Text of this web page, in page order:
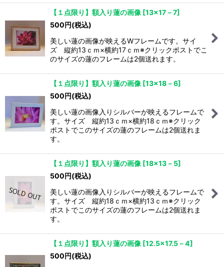
【１点限り】額入り蓮の画像 [13×17－7]
500円(税込)
美しい蓮の画像が映えるWフレームです。サイ
ズ 縦約13ｃｍ×横約17ｃｍ※クリックポストでこ
のサイズの蓮のフレームは2個送れます。
【１点限り】額入り蓮の画像 [13×18－6]
500円(税込)
美しい蓮の画像入りシルバーが映えるフレームで
す。サイズ 縦約13ｃｍ×横約18ｃｍ※クリック
ポストでこのサイズの蓮のフレームは2個送れま
す。
【１点限り】額入り蓮の画像 [18×13－5]
500円(税込)
美しい蓮の画像入りシルバーが映えるフレームで
す。サイズ 縦約18ｃｍ×横約13ｃｍ※クリック
ポストでこのサイズの蓮のフレームは2個送れま
す。
【１点限り】額入り蓮の画像 [12.5×17.5－4]
500円(税込)